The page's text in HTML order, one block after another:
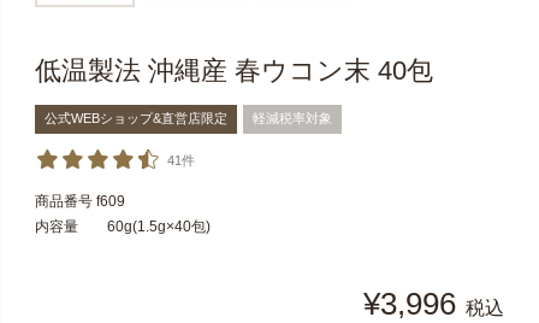
低温製法 沖縄産 春ウコン末 40包
公式WEBショップ&直営店限定 軽減税率対象
41件
商品番号 f609
内容量 60g(1.5g×40包)
¥3,996 税込